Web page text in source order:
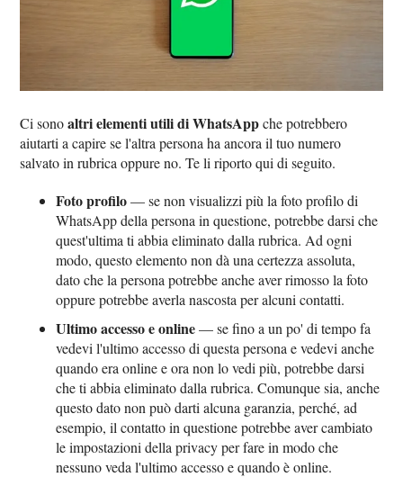
Ci sonoaltri elementi utili di WhatsAppche potrebbero
aiutarti a capire se l'altra persona ha ancora il tuo numero
salvato in rubrica oppure no. Te li riporto qui di seguito.
Foto profilo— se non visualizzi più la foto profilo di
WhatsApp della persona in questione, potrebbe darsi che
quest'ultima ti abbia eliminato dalla rubrica. Ad ogni
modo, questo elemento non dà una certezza assoluta,
dato che la persona potrebbe anche aver rimosso la foto
oppure potrebbe averla nascosta per alcuni contatti.
Ultimo accesso e online— se fino a un po' di tempo fa
vedevi l'ultimo accesso di questa persona e vedevi anche
quando era online e ora non lo vedi più, potrebbe darsi
che ti abbia eliminato dalla rubrica. Comunque sia, anche
questo dato non può darti alcuna garanzia, perché, ad
esempio, il contatto in questione potrebbe aver cambiato
le impostazioni della privacy per fare in modo che
nessuno veda l'ultimo accesso e quando è online.